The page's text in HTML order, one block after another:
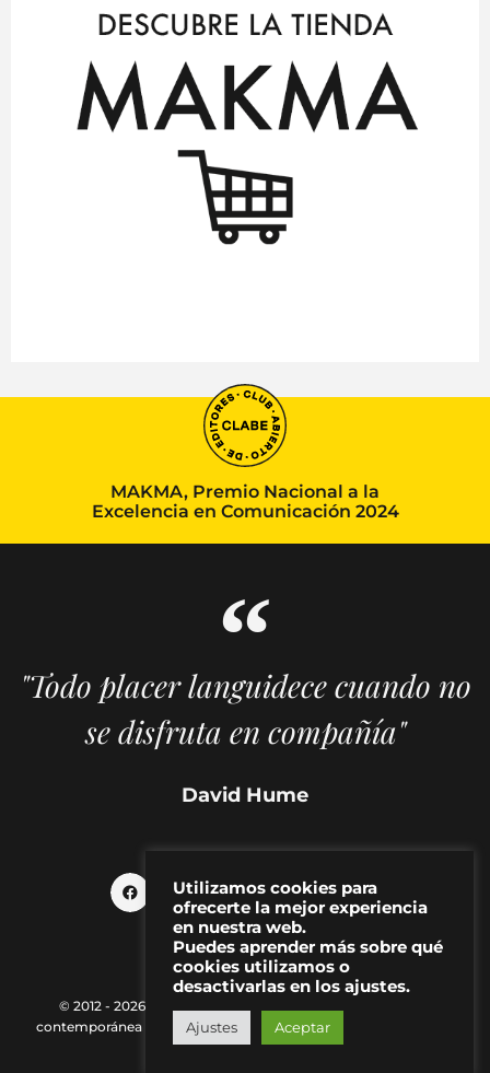
MAKMA, Premio Nacional a la
Excelencia en Comunicación 2024
"Todo placer languidece cuando no
se disfruta en compañía"
David Hume
© 2012 - 2026 MAKMA | Revista de artes visuales y cultura
contemporánea |
Política de Privacidad|Aviso Legal
Utilizamos cookies para
ofrecerte la mejor experiencia
en nuestra web.
Puedes aprender más sobre qué
cookies utilizamos o
desactivarlas en los ajustes.
Ajustes Aceptar